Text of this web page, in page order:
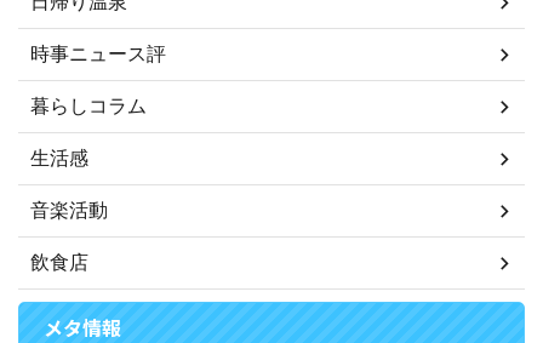
時事ニュース評
暮らしコラム
生活感
音楽活動
飲食店
メタ情報